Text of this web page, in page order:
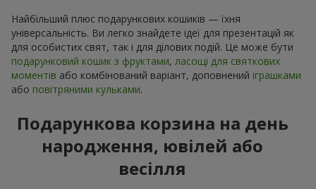
Найбільший плюс подарункових кошиків — їхня
універсальність. Ви легко знайдете ідеї для презентацій як
для особистих свят, так і для ділових подій. Це може бути
подарунковий кошик з фруктами, ласощі для святкових
моментів або комбінований варіант, доповнений іграшками
або повітряними кульками.
Подарункова корзина на день
народження, ювілей або
весілля